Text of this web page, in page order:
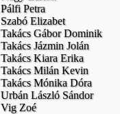
Pálfi Petra
Szabó Elizabet
Takács Gábor Dominik
Takács Jázmin Jolán
Takács Kiara Erika
Takács Milán Kevin
Takács Mónika Dóra
Urbán László Sándor
Vig Zoé